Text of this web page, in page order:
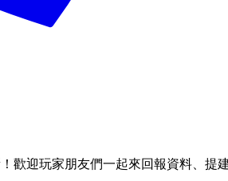
歡迎玩家朋友們一起來回報資料、提